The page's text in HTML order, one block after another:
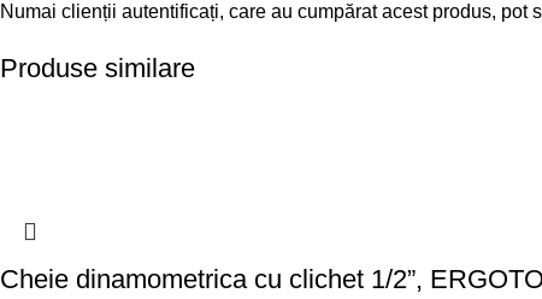
Numai clienții autentificați, care au cumpărat acest produs, pot
Produse similare
Cheie dinamometrica cu clichet 1/2”,